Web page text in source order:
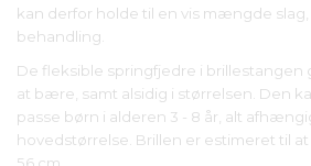
kan derfor holde til en vis mængde
behandling.
De fleksible springfjedre i brillestangen
at bære, samt alsidig i størrelsen. Den
passe børn i alderen 3 - 8 år, alt
hovedstørrelse. Brillen er estimeret til